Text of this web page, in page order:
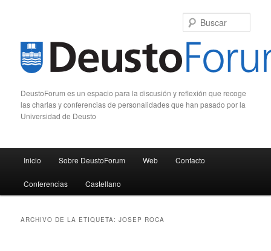
DeustoForum es un espacio para la discusión y reflexión que recoge
las charlas y conferencias de personalidades que han pasado por la
Universidad de Deusto
Ir al contenido principal
Ir al contenido secundario
Inicio Sobre DeustoForum Web Contacto
Conferencias Castellano
ARCHIVO DE LA ETIQUETA:JOSEP ROCA